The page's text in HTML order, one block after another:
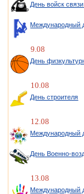
День войск
Международный
9.08
День
10.08
День строителя
12.08
Международный
День Военно-
13.08
Международный